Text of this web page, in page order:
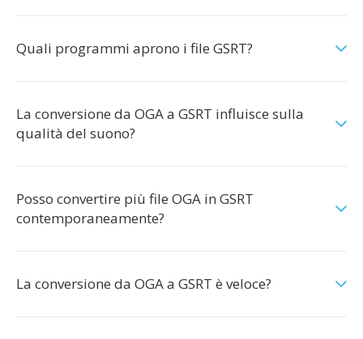
Quali programmi aprono i file GSRT?
La conversione da OGA a GSRT influisce sulla
qualità del suono?
Posso convertire più file OGA in GSRT
contemporaneamente?
La conversione da OGA a GSRT è veloce?